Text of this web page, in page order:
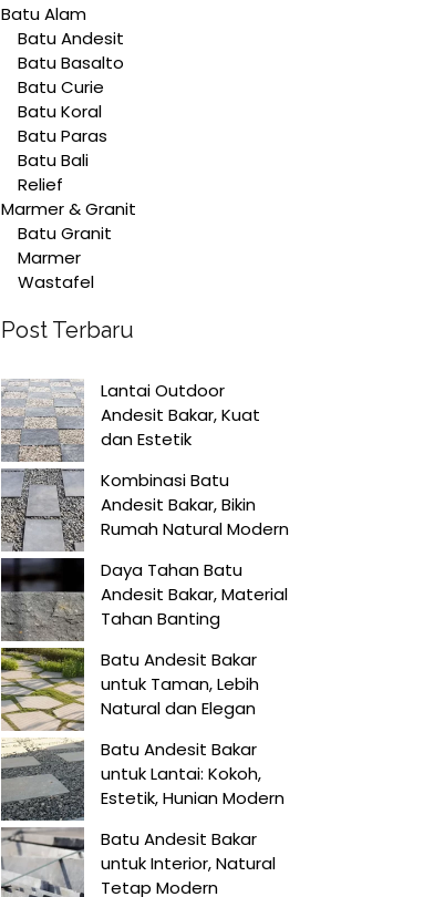
Batu Alam
Batu Andesit
Batu Basalto
Batu Curie
Batu Koral
Batu Paras
Batu Bali
Relief
Marmer & Granit
Batu Granit
Marmer
Wastafel
Post Terbaru
Lantai Outdoor
Andesit Bakar, Kuat
dan Estetik
Kombinasi Batu
Andesit Bakar, Bikin
Rumah Natural Modern
Daya Tahan Batu
Andesit Bakar, Material
Tahan Banting
Batu Andesit Bakar
untuk Taman, Lebih
Natural dan Elegan
Batu Andesit Bakar
untuk Lantai: Kokoh,
Estetik, Hunian Modern
Batu Andesit Bakar
untuk Interior, Natural
Tetap Modern